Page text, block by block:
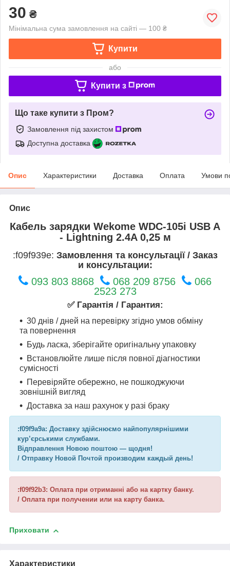
30 ₴
Мінімальна сума замовлення на сайті — 100 ₴
Купити
або
Купити з
Що таке купити з Пром?
Замовлення під захистом
Доступна доставка
Опис Характеристики Доставка Оплата Умови
Опис
Кабель зарядки Wekome WDC-105i USB A
- Lightning 2.4A 0,25 м
:f09f939e: Замовлення та консультації / Заказ
и консультации:
093 803 8868 068 209 8756
066
2523 273
✅ Гарантія / Гарантия:
30 днів / дней на перевірку згідно умов обміну
та повернення
Будь ласка, зберігайте оригінальну упаковку
Встановлюйте лише після повної діагностики
сумісності
Перевіряйте обережно, не пошкоджуючи
зовнішній вигляд
Доставка за наш рахунок у разі браку
:f09f9a9a: Доставку здійснюємо найпопулярнішими
кур’єрськими службами.
Відправлення Новою поштою — щодня!
/ Отправку Новой Почтой производим каждый день!
:f09f92b3: Оплата при отриманні або на картку банку.
/ Оплата при получении или на карту банка.
Приховати
Характеристики